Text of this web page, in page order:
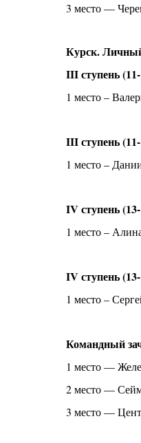
3 место —
Курск.
III ступень
1 место –
III ступень
1 место –
IV ступень
1 место –
IV ступень
1 место –
Командный
1 место —
2 место —
3 место —